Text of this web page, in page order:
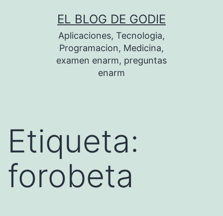
EL BLOG DE GODIE
Aplicaciones, Tecnologia,
Programacion, Medicina,
examen enarm, preguntas
enarm
Etiqueta:
forobeta